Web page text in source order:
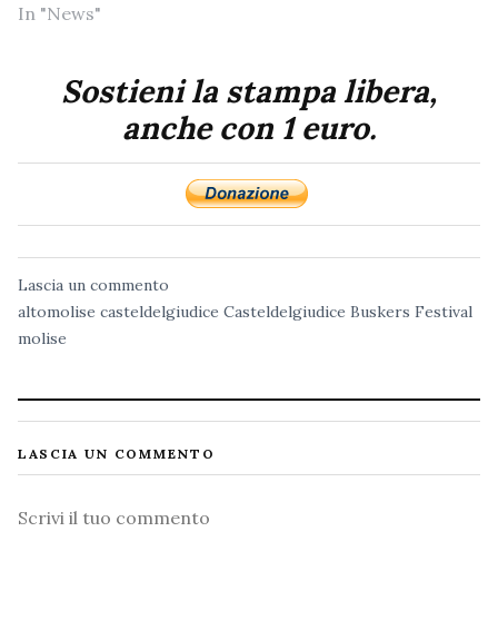
In "News"
Sostieni la stampa libera,
anche con 1 euro.
Lascia un commento
altomolise casteldelgiudice Casteldelgiudice Buskers Festival
molise
LASCIA UN COMMENTO
Commento